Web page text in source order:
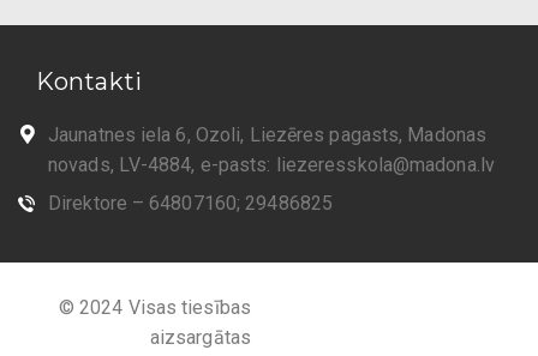
Kontakti
Jaunatnes iela 6, Ozoli, Liezēres pagasts, Madonas
novads, LV-4884, e-pasts: liezeresskola@madona.lv
Direktore – 64807160; 29486825
© 2024 Visas tiesības
aizsargātas